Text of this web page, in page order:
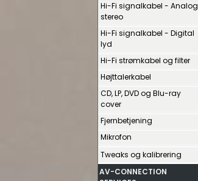
Hi-Fi signalkabel - Analog
stereo
Hi-Fi signalkabel - Digital
lyd
Hi-Fi strømkabel og filter
Højttalerkabel
CD, LP, DVD og Blu-ray
cover
Fjernbetjening
Mikrofon
Tweaks og kalibrering
AV-CONNECTION